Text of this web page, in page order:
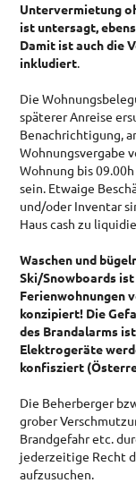
Untervermietung
ist untersagt,
Damit ist auch die
inkludiert.
Die
späterer Anreise
Benachrichtigung,
Wohnungsvergabe
Wohnung bis
sein. Etwaige
und/oder Inventar
Haus cash zu
Waschen und
Ski/Snowboards ist
Ferienwohnungen
konzipiert! Die
des Brandalarms
Elektrogeräte
konfisziert
Die Beherberger
grober
Brandgefahr etc.
jederzeitige Recht
aufzusuchen.